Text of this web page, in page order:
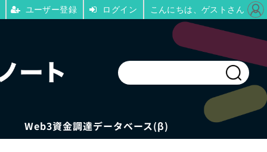
Web3資金調達データベース(β)
ユーザー登録 ログイン こんにちは、ゲストさん